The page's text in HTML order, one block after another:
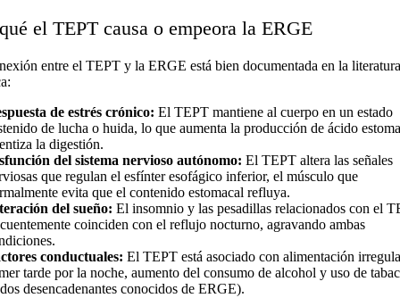
el TEPT causa o empeora la ERGE
entre el TEPT y la ERGE está bien documentada en la literatura
de estrés crónico: El TEPT mantiene al cuerpo en un estado
de lucha o huida, lo que aumenta la producción de ácido
la digestión.
del sistema nervioso autónomo: El TEPT altera las señales
que regulan el esfínter esofágico inferior, el músculo que
evita que el contenido estomacal refluya.
del sueño: El insomnio y las pesadillas relacionados con el
coinciden con el reflujo nocturno, agravando ambas
conductuales: El TEPT está asociado con alimentación
tarde por la noche, aumento del consumo de alcohol y uso de
desencadenantes conocidos de ERGE).